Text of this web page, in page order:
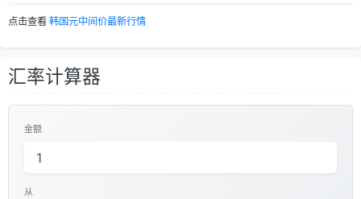
点击查看 韩国元中间价最新行情
汇率计算器
金额
从